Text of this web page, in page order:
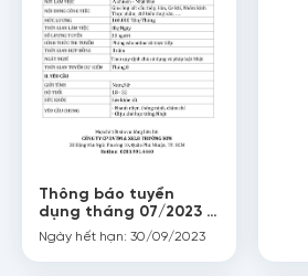
Thông báo tuyển
dụng tháng 07/2023 (
Aichiken – Nhật Bản )
Ngày hết hạn: 30/09/2023